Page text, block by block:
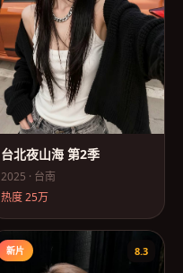
台北夜山海 第2季
2025 · 台南
热度25万
新片 8.3